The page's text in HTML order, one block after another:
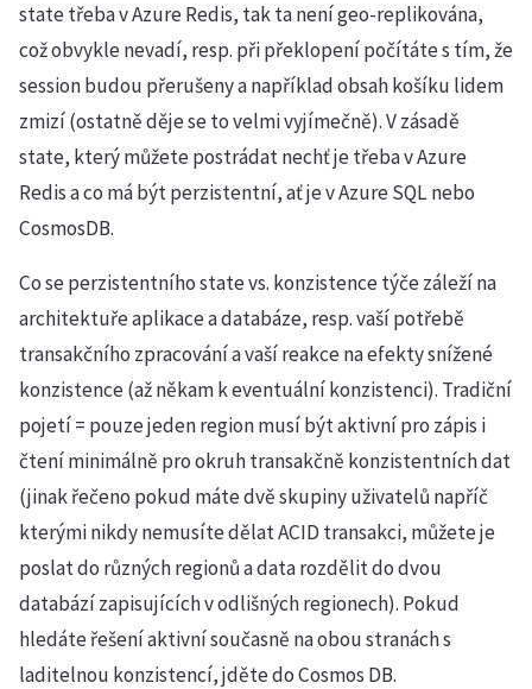
state třeba v Azure Redis, tak ta není geo-replikována,
což obvykle nevadí, resp. při překlopení počítáte s tím, že
session budou přerušeny a například obsah košíku lidem
zmizí (ostatně děje se to velmi vyjímečně). V zásadě
state, který můžete postrádat nechť je třeba v Azure
Redis a co má být perzistentní, ať je v Azure SQL nebo
CosmosDB.
Co se perzistentního state vs. konzistence týče záleží na
architektuře aplikace a databáze, resp. vaší potřebě
transakčního zpracování a vaší reakce na efekty snížené
konzistence (až někam k eventuální konzistenci). Tradiční
pojetí = pouze jeden region musí být aktivní pro zápis i
čtení minimálně pro okruh transakčně konzistentních dat
(jinak řečeno pokud máte dvě skupiny uživatelů napříč
kterými nikdy nemusíte dělat ACID transakci, můžete je
poslat do různých regionů a data rozdělit do dvou
databází zapisujících v odlišných regionech). Pokud
hledáte řešení aktivní současně na obou stranách s
laditelnou konzistencí, jděte do Cosmos DB.